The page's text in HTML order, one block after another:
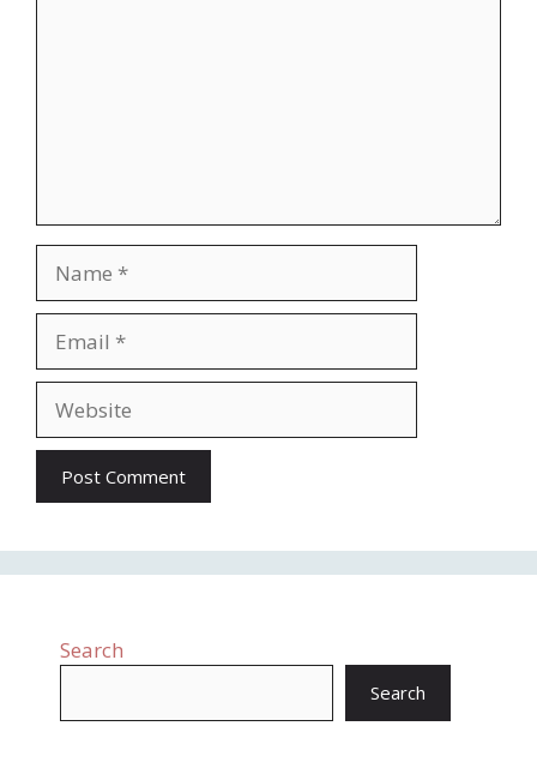
Search
Search